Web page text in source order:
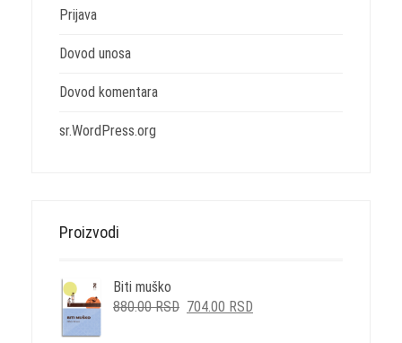
Prijava
Dovod unosa
Dovod komentara
sr.WordPress.org
Proizvodi
Biti muško
880.00RSD ORIGINALNA
704.00 RSD